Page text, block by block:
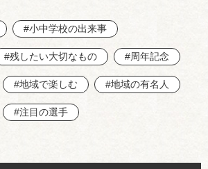
#小中学校の出来事
#残したい大切なもの #周年記念
#地域で楽しむ #地域の有名人
#注目の選手